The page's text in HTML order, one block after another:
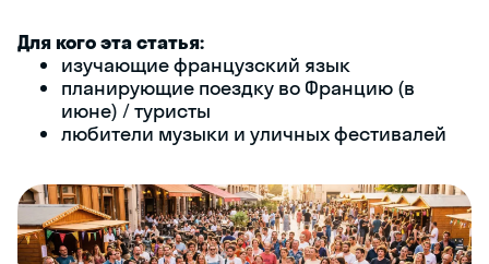
Для кого эта статья:
изучающие французский язык
планирующие поездку во Францию (в
июне) / туристы
любители музыки и уличных фестивалей
Skyeng Chat
online